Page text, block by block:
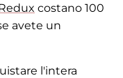
costano 100
avete un
l'intera